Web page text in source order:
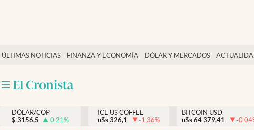
ÚLTIMAS NOTICIAS FINANZA Y ECONOMÍA DÓLAR Y MERCADOS
Salud y nutrición
Tiempo libre
DÓLAR/COP
$ 3156,5 0.21%
ICE US COFFEE
u$s 326,1 -1.36%
BITCOIN USD
u$s 64.379,41 -0.04